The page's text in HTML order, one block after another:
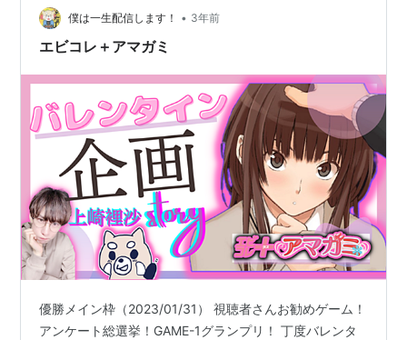
僕は一生配信します！ • 3年前
エビコレ＋アマガミ
優勝メイン枠（2023/01/31） 視聴者さんお勧めゲーム！
アンケート総選挙！GAME-1グランプリ！ 丁度バレンタ